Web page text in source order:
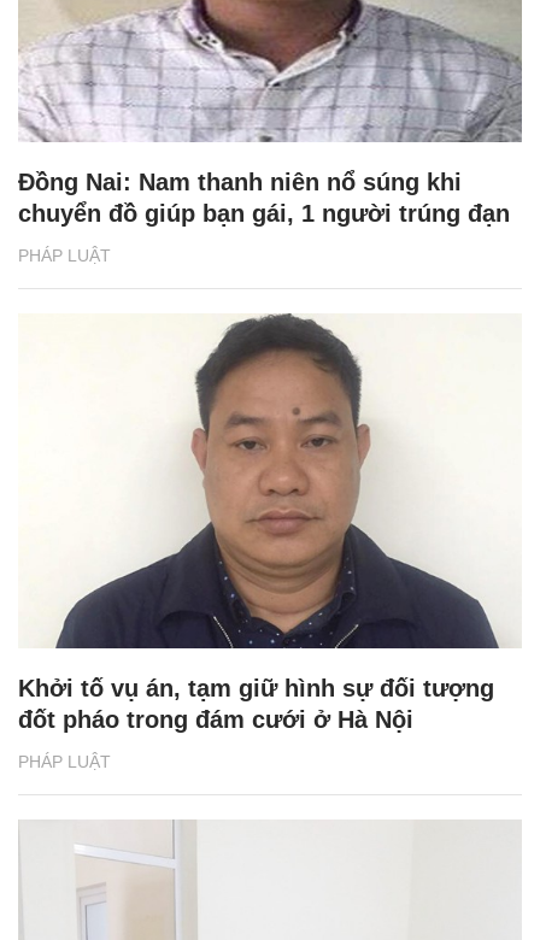
PHÁP LUẬT
Đồng Nai: Nam thanh niên nổ súng khi
chuyển đồ giúp bạn gái, 1 người trúng đạn
PHÁP LUẬT
Khởi tố vụ án, tạm giữ hình sự đối tượng
đốt pháo trong đám cưới ở Hà Nội